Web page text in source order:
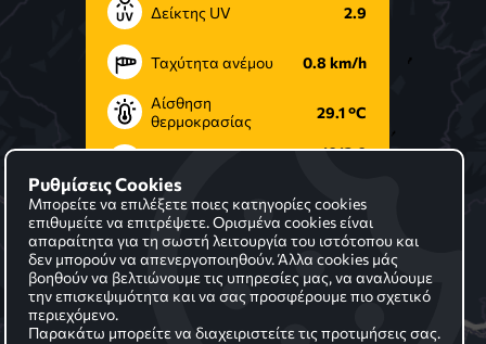
Δείκτης UV 2.9
Ταχύτητα ανέμου 0.8 km/h
Αίσθηση
θερμοκρασίας
29.1 °C
1013.0
Ρυθμίσεις Cookies
Μπορείτε να επιλέξετε ποιες κατηγορίες cookies
επιθυμείτε να επιτρέψετε. Ορισμένα cookies είναι
απαραίτητα για τη σωστή λειτουργία του ιστότοπου και
δεν μπορούν να απενεργοποιηθούν. Άλλα cookies μάς
βοηθούν να βελτιώνουμε τις υπηρεσίες μας, να αναλύουμε
την επισκεψιμότητα και να σας προσφέρουμε πιο σχετικό
περιεχόμενο.
Παρακάτω μπορείτε να διαχειριστείτε τις προτιμήσεις σας.